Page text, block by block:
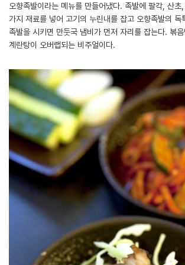
오향족발이라는 메뉴를 만들어냈다. 족발에 팔각, 산
가지 재료를 넣어 고기의 누린내를 잡고 오향족발의 독
족발을 시키면 만둣국 냄비가 먼저 자리를 잡는다. 볶
계란탕이 오버랩되는 비주얼이다.